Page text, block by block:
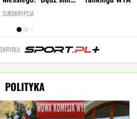
Leo"
SUBSKRYPCJA
POLITYKA